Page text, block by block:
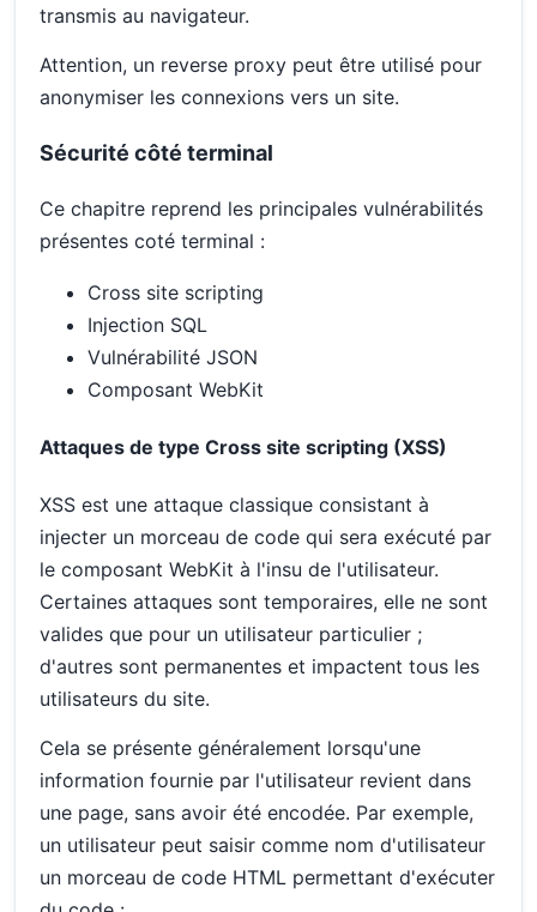
transmis au navigateur.
Attention, un reverse proxy peut être utilisé pour
anonymiser les connexions vers un site.
Sécurité côté terminal
Ce chapitre reprend les principales vulnérabilités
présentes coté terminal :
Cross site scripting
Injection SQL
Vulnérabilité JSON
Composant WebKit
Attaques de type Cross site scripting (XSS)
XSS est une attaque classique consistant à
injecter un morceau de code qui sera exécuté par
le composant WebKit à l'insu de l'utilisateur.
Certaines attaques sont temporaires, elle ne sont
valides que pour un utilisateur particulier ;
d'autres sont permanentes et impactent tous les
utilisateurs du site.
Cela se présente généralement lorsqu'une
information fournie par l'utilisateur revient dans
une page, sans avoir été encodée. Par exemple,
un utilisateur peut saisir comme nom d'utilisateur
un morceau de code HTML permettant d'exécuter